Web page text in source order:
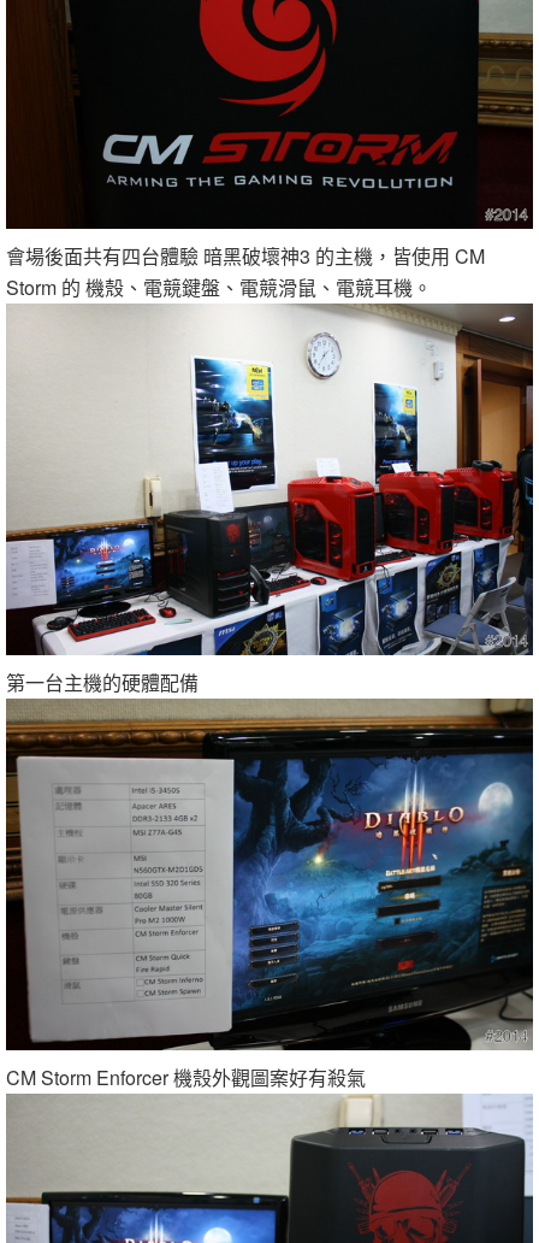
會場後面共有四台體驗 暗黑破壞神3 的主機，皆使用 CM
Storm 的 機殼、電競鍵盤、電競滑鼠、電競耳機。
第一台主機的硬體配備
CM Storm Enforcer 機殼外觀圖案好有殺氣